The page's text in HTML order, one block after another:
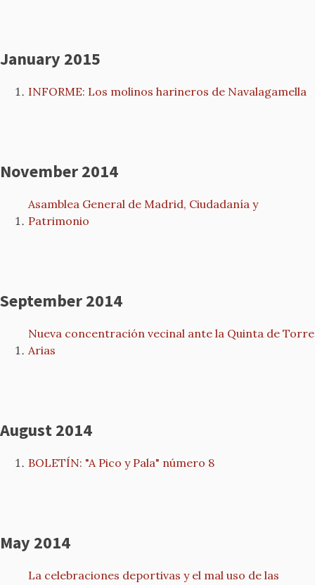
January 2015
INFORME: Los molinos harineros de Navalagamella
November 2014
Asamblea General de Madrid, Ciudadanía y
Patrimonio
September 2014
Nueva concentración vecinal ante la Quinta de Torre
Arias
August 2014
BOLETÍN: "A Pico y Pala" número 8
May 2014
La celebraciones deportivas y el mal uso de las